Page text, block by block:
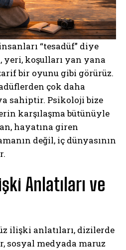
“tesadüf” diye
yeri, koşulları yan yana
bir oyunu gibi görürüz.
çok daha
sahiptir. Psikoloji bize
karşılaşma bütünüyle
hayatına giren
değil, iç dünyasının
Anlatıları ve
ilişki anlatıları, dizilerde
sosyal medyada maruz